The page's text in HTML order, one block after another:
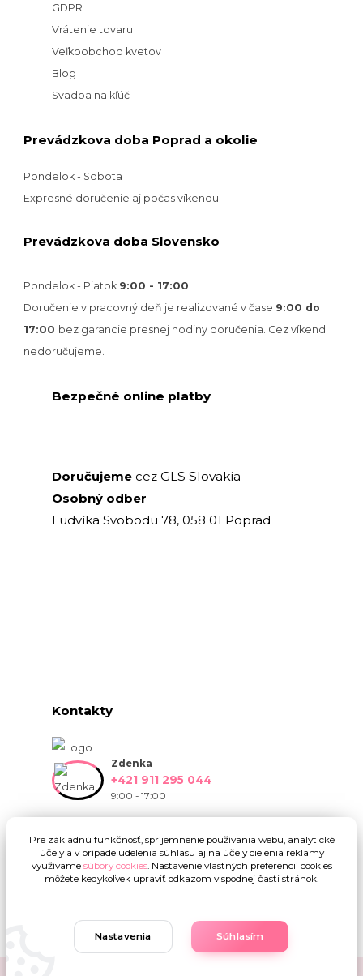
GDPR
Vrátenie tovaru
Veľkoobchod kvetov
Blog
Svadba na kľúč
Prevádzkova doba Poprad a okolie
Pondelok - Sobota
Expresné doručenie aj počas víkendu.
Prevádzkova doba Slovensko
Pondelok - Piatok 9:00 - 17:00
Doručenie v pracovný deň je realizované v čase 9:00 do
17:00 bez garancie presnej hodiny doručenia. Cez víkend
nedoručujeme.
Bezpečné online platby
Doručujeme cez GLS Slovakia
Osobný odber
Ludvíka Svobodu 78, 058 01 Poprad
Kontakty
Zdenka
+421 911 295 044
9:00 - 17:00
Upravit sběr cookies.
Pre základnú funkčnosť, spríjemnenie používania webu, analytické
účely a v prípade udelenia súhlasu aj na účely cielenia reklamy
využívame súbory cookies. Nastavenie vlastných preferencií cookies
môžete kedykoľvek upraviť odkazom v spodnej časti stránok.
Nastavenia Súhlasím